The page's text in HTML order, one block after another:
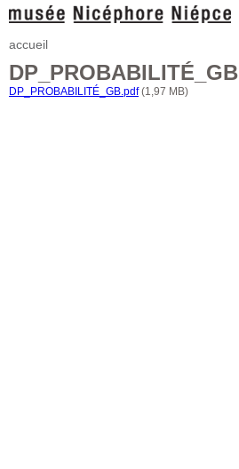
accueil
DP_PROBABILITÉ_GB
DP_PROBABILITÉ_GB.pdf(1,97 MB)